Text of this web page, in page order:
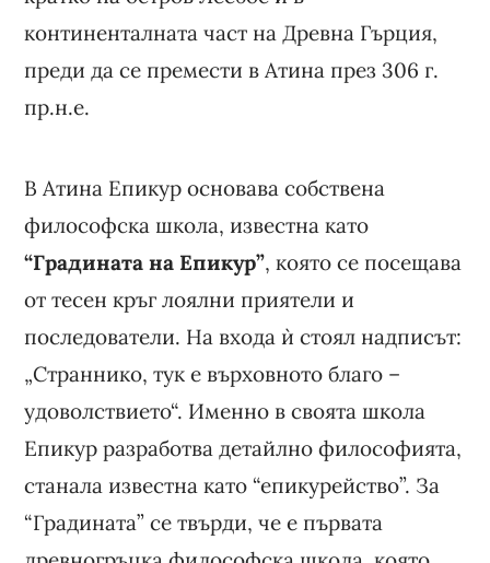
континенталната част на Древна Гърция,
преди да се премести в Атина през 306 г.
пр.н.е.
В Атина Епикур основава собствена
философска школа, известна като
“Градината на Епикур”, която се посещава
от тесен кръг лоялни приятели и
последователи. На входа ѝ стоял надписът:
„Страннико, тук е върховното благо –
удоволствието“. Именно в своята школа
Епикур разработва детайлно философията,
станала известна като “епикурейство”. За
“Градината” се твърди, че е първата